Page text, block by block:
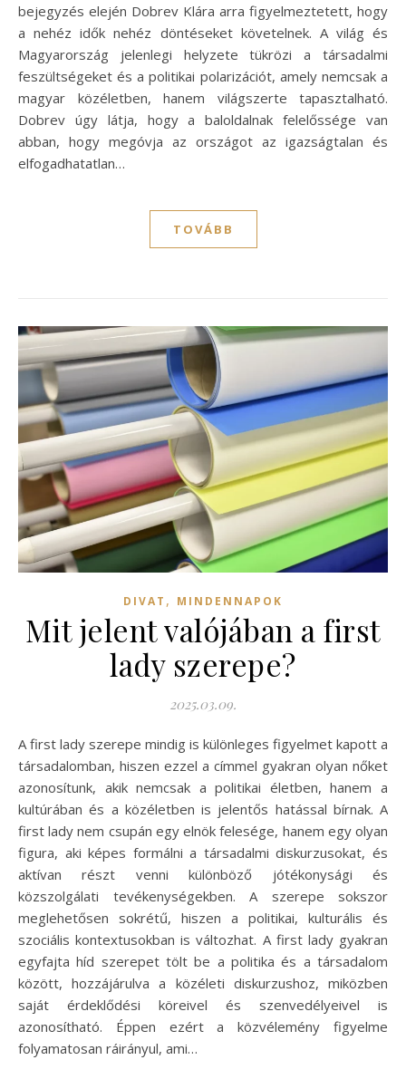
bejegyzés elején Dobrev Klára arra figyelmeztetett, hogy
a nehéz idők nehéz döntéseket követelnek. A világ és
Magyarország jelenlegi helyzete tükrözi a társadalmi
feszültségeket és a politikai polarizációt, amely nemcsak a
magyar közéletben, hanem világszerte tapasztalható.
Dobrev úgy látja, hogy a baloldalnak felelőssége van
abban, hogy megóvja az országot az igazságtalan és
elfogadhatatlan…
TOVÁBB
DIVAT , MINDENNAPOK
Mit jelent valójában a first
lady szerepe?
2025.03.09.
A first lady szerepe mindig is különleges figyelmet kapott a
társadalomban, hiszen ezzel a címmel gyakran olyan nőket
azonosítunk, akik nemcsak a politikai életben, hanem a
kultúrában és a közéletben is jelentős hatással bírnak. A
first lady nem csupán egy elnök felesége, hanem egy olyan
figura, aki képes formálni a társadalmi diskurzusokat, és
aktívan részt venni különböző jótékonysági és
közszolgálati tevékenységekben. A szerepe sokszor
meglehetősen sokrétű, hiszen a politikai, kulturális és
szociális kontextusokban is változhat. A first lady gyakran
egyfajta híd szerepet tölt be a politika és a társadalom
között, hozzájárulva a közéleti diskurzushoz, miközben
saját érdeklődési köreivel és szenvedélyeivel is
azonosítható. Éppen ezért a közvélemény figyelme
folyamatosan ráirányul, ami…